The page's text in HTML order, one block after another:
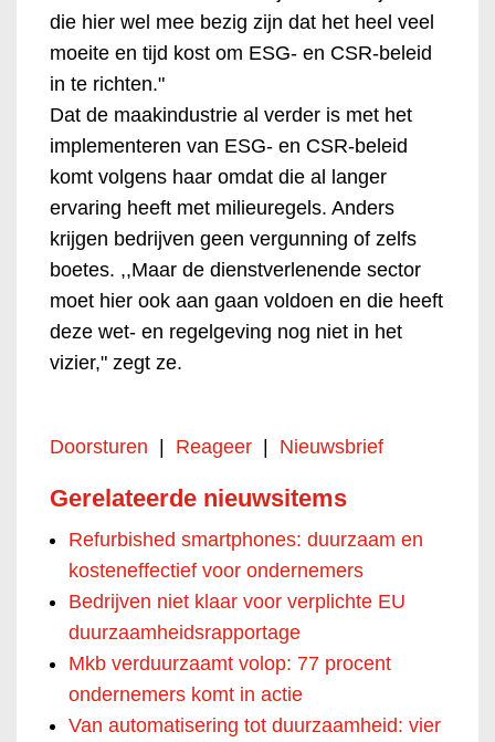
die hier wel mee bezig zijn dat het heel veel
moeite en tijd kost om ESG- en CSR-beleid
in te richten."
Dat de maakindustrie al verder is met het
implementeren van ESG- en CSR-beleid
komt volgens haar omdat die al langer
ervaring heeft met milieuregels. Anders
krijgen bedrijven geen vergunning of zelfs
boetes. ,,Maar de dienstverlenende sector
moet hier ook aan gaan voldoen en die heeft
deze wet- en regelgeving nog niet in het
vizier," zegt ze.
Doorsturen | Reageer | Nieuwsbrief
Gerelateerde nieuwsitems
Refurbished smartphones: duurzaam en
kosteneffectief voor ondernemers
Bedrijven niet klaar voor verplichte EU
duurzaamheidsrapportage
Mkb verduurzaamt volop: 77 procent
ondernemers komt in actie
Van automatisering tot duurzaamheid: vier